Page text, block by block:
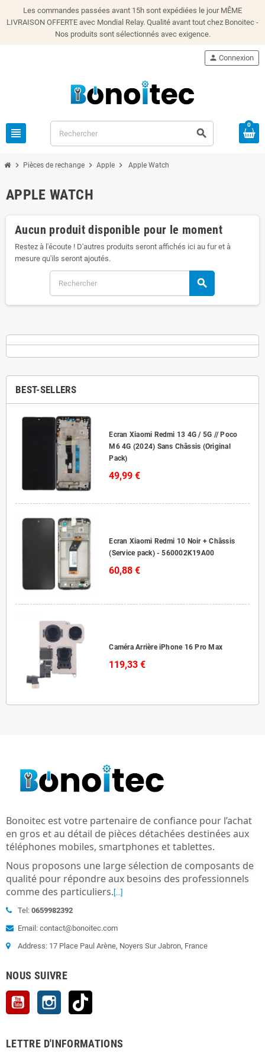
Les commandes passées avant 15h sont expédiées le jour MÊME
LIVRAISON OFFERTE avec Mondial Relay. Qualité avant tout chez Bonoitec -
Nos produits sont sélectionnés avec exigence.
view_headline search
person Connexion
0
chevron_right Pièces de rechange chevron_right Apple chevron_right Apple Watch
BEST-SELLERS
Ecran Xiaomi Redmi 13 4G / 5G // Poco
M6 4G (2024) Sans Châssis (Original
Pack)
49,99 €
Ecran Xiaomi Redmi 10 Noir + Châssis
(Service pack) - 560002K19A00
60,88 €
Caméra Arrière iPhone 16 Pro Max
119,33 €
APPLE WATCH
Aucun produit disponible pour le moment
Restez à l'écoute ! D'autres produits seront affichés ici au fur et à
mesure qu'ils seront ajoutés.
search
Bonoitec est votre partenaire de confiance pour l’achat
en gros et au détail de pièces détachées destinées aux
téléphones mobiles, smartphones et tablettes.
Nous proposons une large sélection de composants de
qualité pour répondre aux besoins des professionnels
comme des particuliers. [...]
Tel: 0659982392
Email: contact@bonoitec.com
Address: 17 Place Paul Arène, Noyers Sur Jabron, France
NOUS SUIVRE
YouTube Instagram
LETTRE D'INFORMATIONS